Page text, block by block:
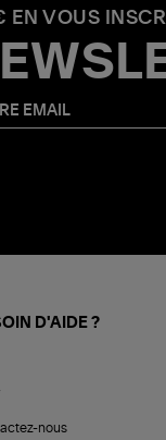
EN VOUS
D'AIDE ?
nous